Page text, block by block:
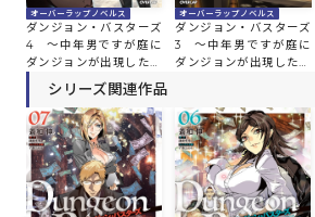
オーバーラップノベルス
ダンジョン・バスターズ
4 ～中年男ですが庭に
ダンジョンが出現したの
で世界を救います～
オーバーラップノベルス
ダンジョン・バスターズ
3 ～中年男ですが庭に
ダンジョンが出現したの
シリーズ関連作品